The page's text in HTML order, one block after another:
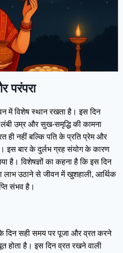
परंपरा
में विशेष स्थान रखता है। इस दिन
उम्र और सुख-समृद्धि की कामना
नहीं बल्कि पति के प्रति प्रेम और
इस बार के दुर्लभ ग्रह संयोग के कारण
है। विशेषज्ञों का कहना है कि इस दिन
लाभ उठाने से जीवन में खुशहाली, आर्थिक
संभव है।
दिन सही समय पर पूजा और व्रत करने
होता है। इस दिन व्रत रखने वाली